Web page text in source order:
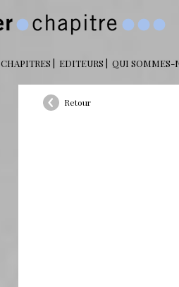
EDITEURS QUI SOMMES-
Retour